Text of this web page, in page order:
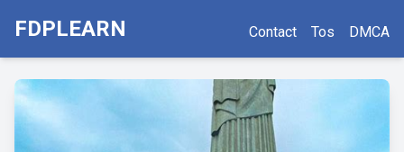
FDPLEARN Contact Tos DMCA